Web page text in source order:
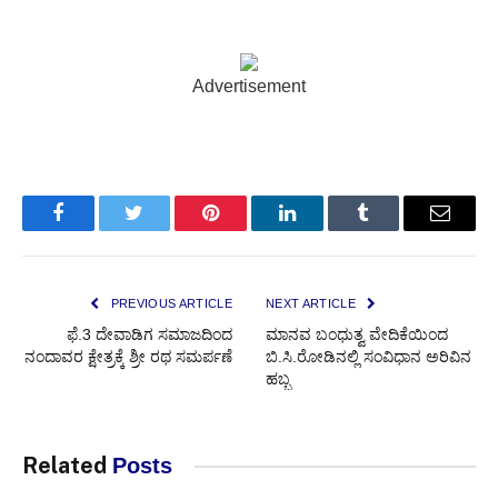
Advertisement
FacebookTwitter PinterestLinkedInTumblr Email
PREVIOUS ARTICLE
ಫೆ.3 ದೇವಾಡಿಗ ಸಮಾಜದಿಂದ
ನಂದಾವರ ಕ್ಷೇತ್ರಕ್ಕೆ ಶ್ರೀ ರಥ ಸಮರ್ಪಣೆ
NEXT ARTICLE
ಮಾನವ ಬಂಧುತ್ವ ವೇದಿಕೆಯಿಂದ
ಬಿ.ಸಿ.ರೋಡಿನಲ್ಲಿ ಸಂವಿಧಾನ ಅರಿವಿನ
ಹಬ್ಬ
Related Posts